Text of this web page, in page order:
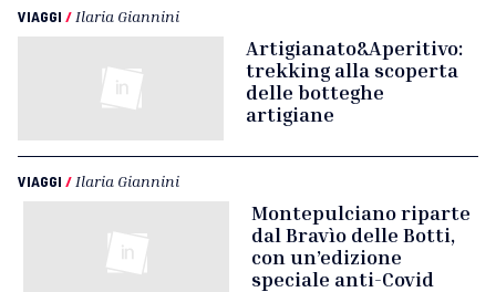
VIAGGI / Ilaria Giannini
Artigianato&Aperitivo:
trekking alla scoperta
delle botteghe
artigiane
VIAGGI / Ilaria Giannini
Montepulciano riparte
dal Bravìo delle Botti,
con un’edizione
speciale anti-Covid